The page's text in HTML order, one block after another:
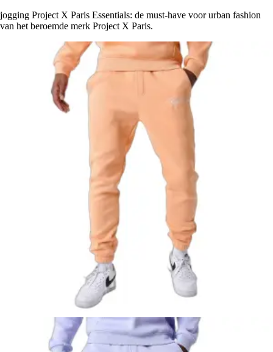
jogging Project X Paris Essentials: de must-have voor urban fashion
van het beroemde merk Project X Paris.